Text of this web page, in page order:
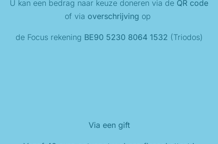
U kan een bedrag naar keuze doneren via de QR code
of via overschrijving op
de Focus rekening BE90 5230 8064 1532 (Triodos)
Via een gift